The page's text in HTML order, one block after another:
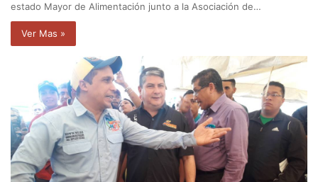
estado Mayor de Alimentación junto a la Asociación de…
Ver Mas »